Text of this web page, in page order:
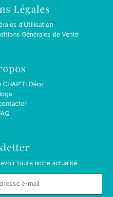
Légales
d'Utilisation
Générales de Vente
Déco
toute notre actualité